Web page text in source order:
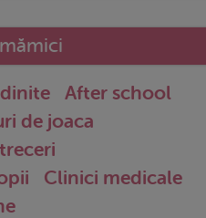
After school
de joaca
Clinici medicale